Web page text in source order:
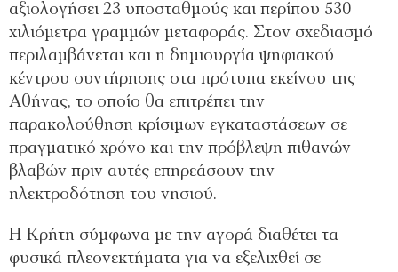
αξιολογήσει 23 υποσταθμούς και περίπου 530
χιλιόμετρα γραμμών μεταφοράς. Στον σχεδιασμό
περιλαμβάνεται και η δημιουργία ψηφιακού
κέντρου συντήρησης στα πρότυπα εκείνου της
Αθήνας, το οποίο θα επιτρέπει την
παρακολούθηση κρίσιμων εγκαταστάσεων σε
πραγματικό χρόνο και την πρόβλεψη πιθανών
βλαβών πριν αυτές επηρεάσουν την
ηλεκτροδότηση του νησιού.
Η Κρήτη σύμφωνα με την αγορά διαθέτει τα
φυσικά πλεονεκτήματα για να εξελιχθεί σε